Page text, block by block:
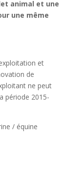
animal et une
une même
et
de
ne peut
période 2015-
/ équine